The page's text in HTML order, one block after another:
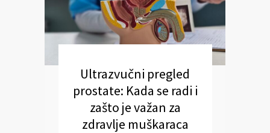
Ultrazvučni pregled
prostate: Kada se radi i
zašto je važan za
zdravlje muškaraca